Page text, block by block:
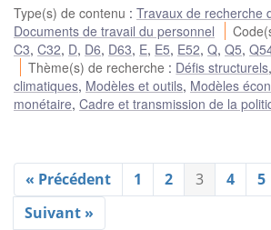
Type(s) de contenu : Travaux de recherche
Documents de travail du personnel
C3, C32, D, D6, D63, E, E5, E52, Q, Q5,
Thème(s) de recherche : Défis structurels
climatiques, Modèles et outils, Modèles
monétaire, Cadre et transmission de la
« Précédent 1 2 3 4 5
Suivant »